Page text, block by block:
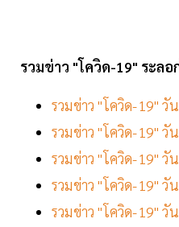
รวมข่าว "โควิด-19" ระล
รวมข่าว "โควิด-19" วั
รวมข่าว "โควิด-19" วั
รวมข่าว "โควิด-19" วั
รวมข่าว "โควิด-19" วั
รวมข่าว "โควิด-19" วั